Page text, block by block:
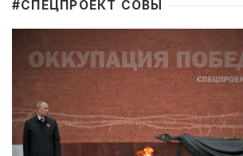
#CПЕЦПРОЕКТ СОВЫ